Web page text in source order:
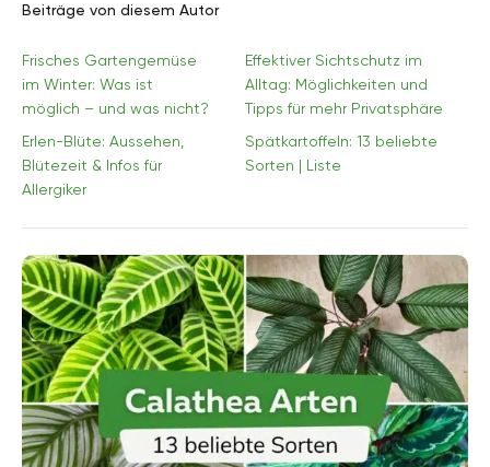
Beiträge von diesem Autor
Frisches Gartengemüse
im Winter: Was ist
möglich – und was nicht?
Effektiver Sichtschutz im
Alltag: Möglichkeiten und
Tipps für mehr Privatsphäre
Erlen-Blüte: Aussehen,
Blütezeit & Infos für
Allergiker
Spätkartoffeln: 13 beliebte
Sorten | Liste